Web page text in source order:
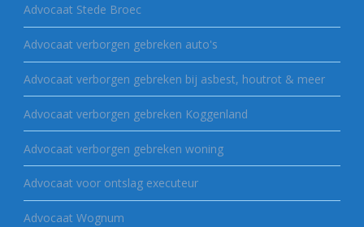
Advocaat Stede Broec
Advocaat verborgen gebreken auto's
Advocaat verborgen gebreken bij asbest, houtrot & meer
Advocaat verborgen gebreken Koggenland
Advocaat verborgen gebreken woning
Advocaat voor ontslag executeur
Advocaat Wognum